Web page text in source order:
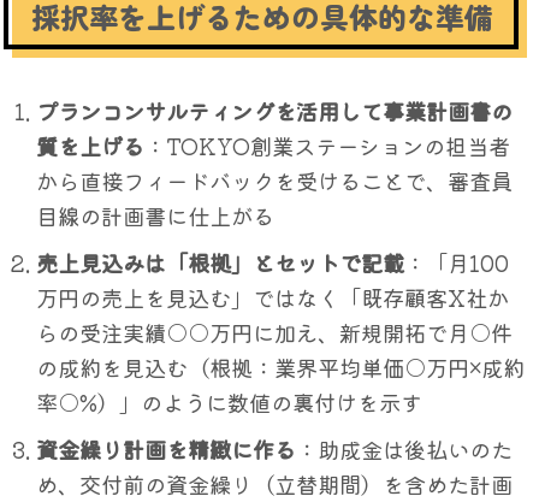
採択率を上げるための具体的な準備
プランコンサルティングを活用して事業計画書の
質を上げる ：TOKYO創業ステーションの担当者
から直接フィードバックを受けることで、審査員
目線の計画書に仕上がる
売上見込みは「根拠」とセットで記載 ：「月100
万円の売上を見込む」ではなく「既存顧客X社か
らの受注実績○○万円に加え、新規開拓で月○件
の成約を見込む（根拠：業界平均単価○万円×成約
率○%）」のように数値の裏付けを示す
資金繰り計画を精緻に作る ：助成金は後払いのた
め、交付前の資金繰り（立替期間）を含めた計画